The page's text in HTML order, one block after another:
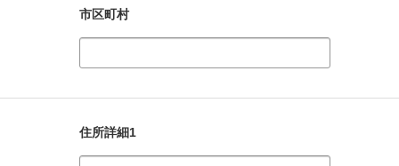
市区町村
住所詳細1